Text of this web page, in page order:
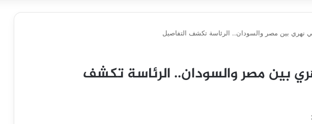
نهري بين مصر والسودان.. الرئاسة تكشف التفاصيل
بين مصر والسودان.. الرئاسة تكشف